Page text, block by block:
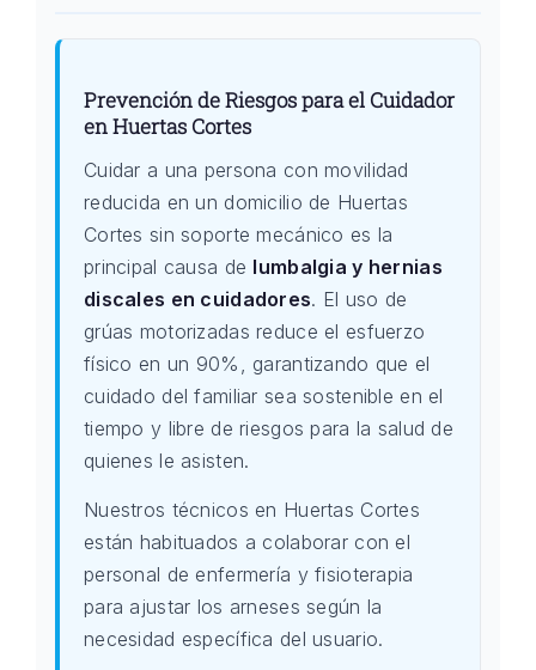
Prevención de Riesgos para el Cuidador
en Huertas Cortes
Cuidar a una persona con movilidad
reducida en un domicilio de Huertas
Cortes sin soporte mecánico es la
principal causa de lumbalgia y hernias
discales en cuidadores. El uso de
grúas motorizadas reduce el esfuerzo
físico en un 90%, garantizando que el
cuidado del familiar sea sostenible en el
tiempo y libre de riesgos para la salud de
quienes le asisten.
Nuestros técnicos en Huertas Cortes
están habituados a colaborar con el
personal de enfermería y fisioterapia
para ajustar los arneses según la
necesidad específica del usuario.